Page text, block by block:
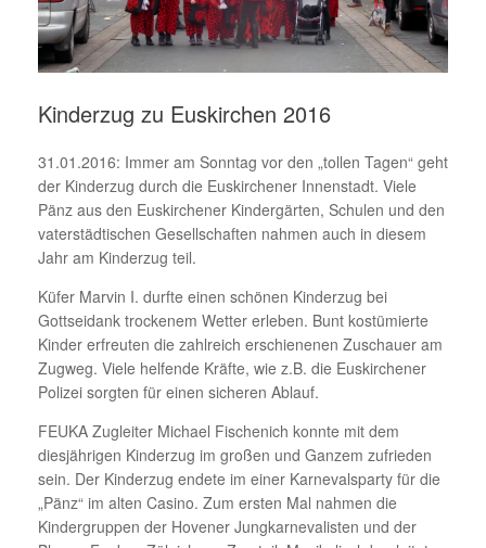
Kinderzug zu Euskirchen 2016
31.01.2016: Immer am Sonntag vor den „tollen Tagen“ geht
der Kinderzug durch die Euskirchener Innenstadt. Viele
Pänz aus den Euskirchener Kindergärten, Schulen und den
vaterstädtischen Gesellschaften nahmen auch in diesem
Jahr am Kinderzug teil.
Küfer Marvin I. durfte einen schönen Kinderzug bei
Gottseidank trockenem Wetter erleben. Bunt kostümierte
Kinder erfreuten die zahlreich erschienenen Zuschauer am
Zugweg. Viele helfende Kräfte, wie z.B. die Euskirchener
Polizei sorgten für einen sicheren Ablauf.
FEUKA Zugleiter Michael Fischenich konnte mit dem
diesjährigen Kinderzug im großen und Ganzem zufrieden
sein. Der Kinderzug endete im einer Karnevalsparty für die
„Pänz“ im alten Casino. Zum ersten Mal nahmen die
Kindergruppen der Hovener Jungkarnevalisten und der